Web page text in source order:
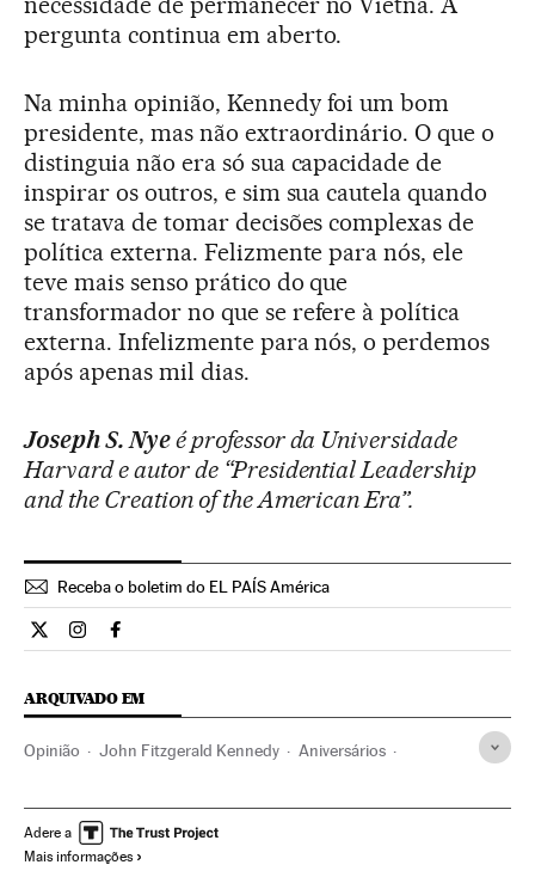
pergunta continua em aberto.
Na minha opinião, Kennedy foi um bom
presidente, mas não extraordinário. O que o
distinguia não era só sua capacidade de
inspirar os outros, e sim sua cautela quando
se tratava de tomar decisões complexas de
política externa. Felizmente para nós, ele
teve mais senso prático do que
transformador no que se refere à política
externa. Infelizmente para nós, o perdemos
após apenas mil dias.
Joseph S. Nyeé professor da Universidade
Harvard e autor de “Presidential Leadership
and the Creation of the American Era”.
Receba o boletim do EL PAÍS América
Opiniao El País Brasil en Twitter
Opiniao El País Brasil en Instagram
Opiniao El País Brasil en Facebook
ARQUIVADO EM
Opinião John Fitzgerald Kennedy Aniversários
Sociedade
Adere a
Mais informações